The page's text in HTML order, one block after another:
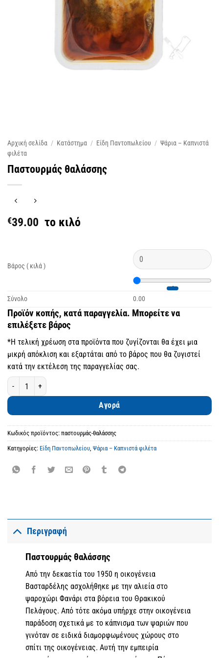
Αρχική σελίδα / Κατάστημα / Είδη Παντοπωλείου / Ψάρια – Καπνιστά
φιλέτα
Παστουρμάς θαλάσσης
€39.00 το κιλό
Βάρος ( κιλά )
Σύνολο 0.00
Προϊόν κοπής, κατά παραγγελία. Μπορείτε να
επιλέξετε βάρος
*Η τελική χρέωση στα προϊόντα που ζυγίζονται θα έχει μια
μικρή απόκλιση και εξαρτάται από το βάρος που θα ζυγιστεί
κατά την εκτέλεση της παραγγελίας σας.
Παστουρμάς θαλάσσης ποσότητα
Αγορά
Κωδικός προϊόντος: παστουρμάς-θαλάσσης
Κατηγορίες: Είδη Παντοπωλείου Ψάρια – Καπνιστά φιλέτα
Περιγραφή
Παστουρμάς θαλάσσης
Από την δεκαετία του 1950 η οικογένεια
Βασταρδέλης ασχολήθηκε με την αλιεία στο
ψαροχώρι Φανάρι στα βόρεια του Θρακικού
Πελάγους. Από τότε ακόμα υπήρχε στην οικογένεια
παράδοση σχετικά με το κάπνισμα των ψαριών που
γινόταν σε ειδικά διαμορφωμένους χώρους στο
σπίτι της οικογένειας. Αυτή την εμπειρία